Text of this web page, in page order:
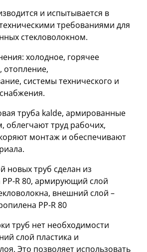
и испытывается в
требованиями для
стекловолокном.
холодное, горячее
отопление,
системы технического и
труба kalde, армированные
облегчают труд рабочих,
монтаж и обеспечивают
новых труб сделан из
R 80, армирующий слой
внешний слой –
PP-R 80
труб нет необходимости
слой пластика и
Это позволяет использовать